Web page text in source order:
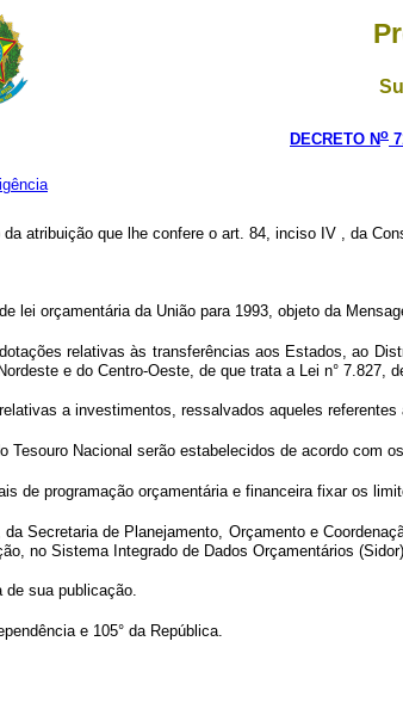
DECRETO No
da atribuição que lhe confere o art. 84, inciso IV , da
lei orçamentária da União para 1993, objeto da
relativas às transferências aos Estados, ao
e do Centro-Oeste, de que trata a Lei n° 7.827,
a investimentos, ressalvados aqueles
Nacional serão estabelecidos de acordo com
de programação orçamentária e financeira fixar os
Secretaria de Planejamento, Orçamento e
no Sistema Integrado de Dados Orçamentários
sua publicação.
e 105° da República.